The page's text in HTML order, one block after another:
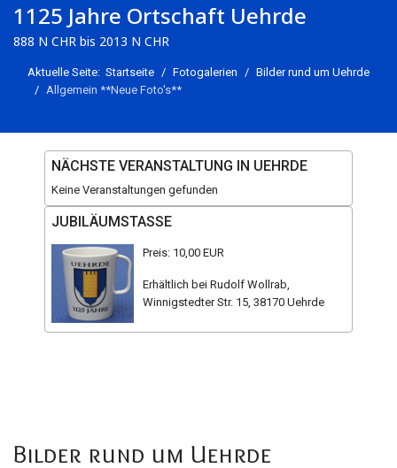
1125 Jahre Ortschaft Uehrde
888 N CHR bis 2013 N CHR
Aktuelle Seite: Startseite Fotogalerien
Bilder rund um Uehrde
Allgemein **Neue Foto's**
NÄCHSTE VERANSTALTUNG IN UEHRDE
Keine Veranstaltungen gefunden
JUBILÄUMSTASSE
Preis: 10,00 EUR
Erhältlich bei Rudolf Wollrab,
Winnigstedter Str. 15, 38170 Uehrde
Bilder rund um Uehrde